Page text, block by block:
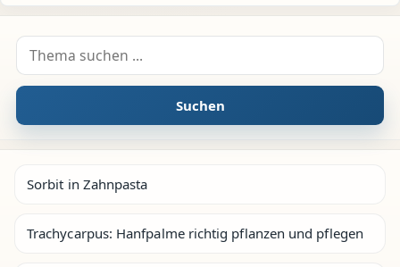
Suche nach:
Suchen
Sorbit in Zahnpasta
Trachycarpus: Hanfpalme richtig pflanzen und pflegen